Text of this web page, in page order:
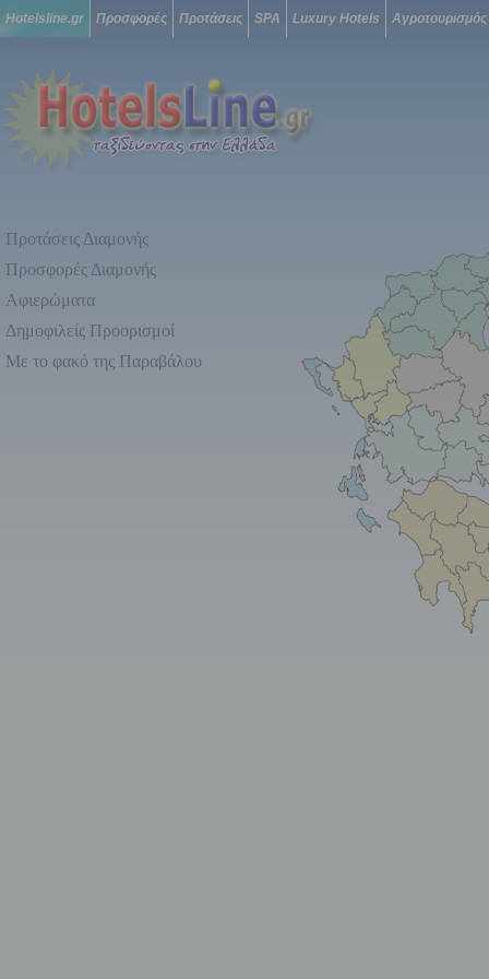
Hotelsline.gr Προσφορές Προτάσεις SPA Luxury Hotels Αγροτουρισμός
Προτάσεις Διαμονής
Προσφορές Διαμονής
Αφιερώματα
Δημοφιλείς Προορισμοί
Με το φακό της Παραβάλου